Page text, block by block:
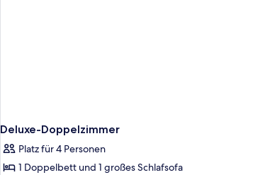
Deluxe-Doppelzimmer
Platz für 4 Personen
1 Doppelbett und 1 großes Schlafsofa